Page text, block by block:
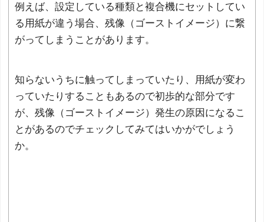
例えば、設定している種類と複合機にセットしてい
る用紙が違う場合、残像（ゴーストイメージ）に繋
がってしまうことがあります。
知らないうちに触ってしまっていたり、用紙が変わ
っていたりすることもあるので初歩的な部分です
が、残像（ゴーストイメージ）発生の原因になるこ
とがあるのでチェックしてみてはいかがでしょう
か。